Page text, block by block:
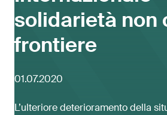
solidarietà non
frontiere
01.07.2020
L’ulteriore deterioramento della